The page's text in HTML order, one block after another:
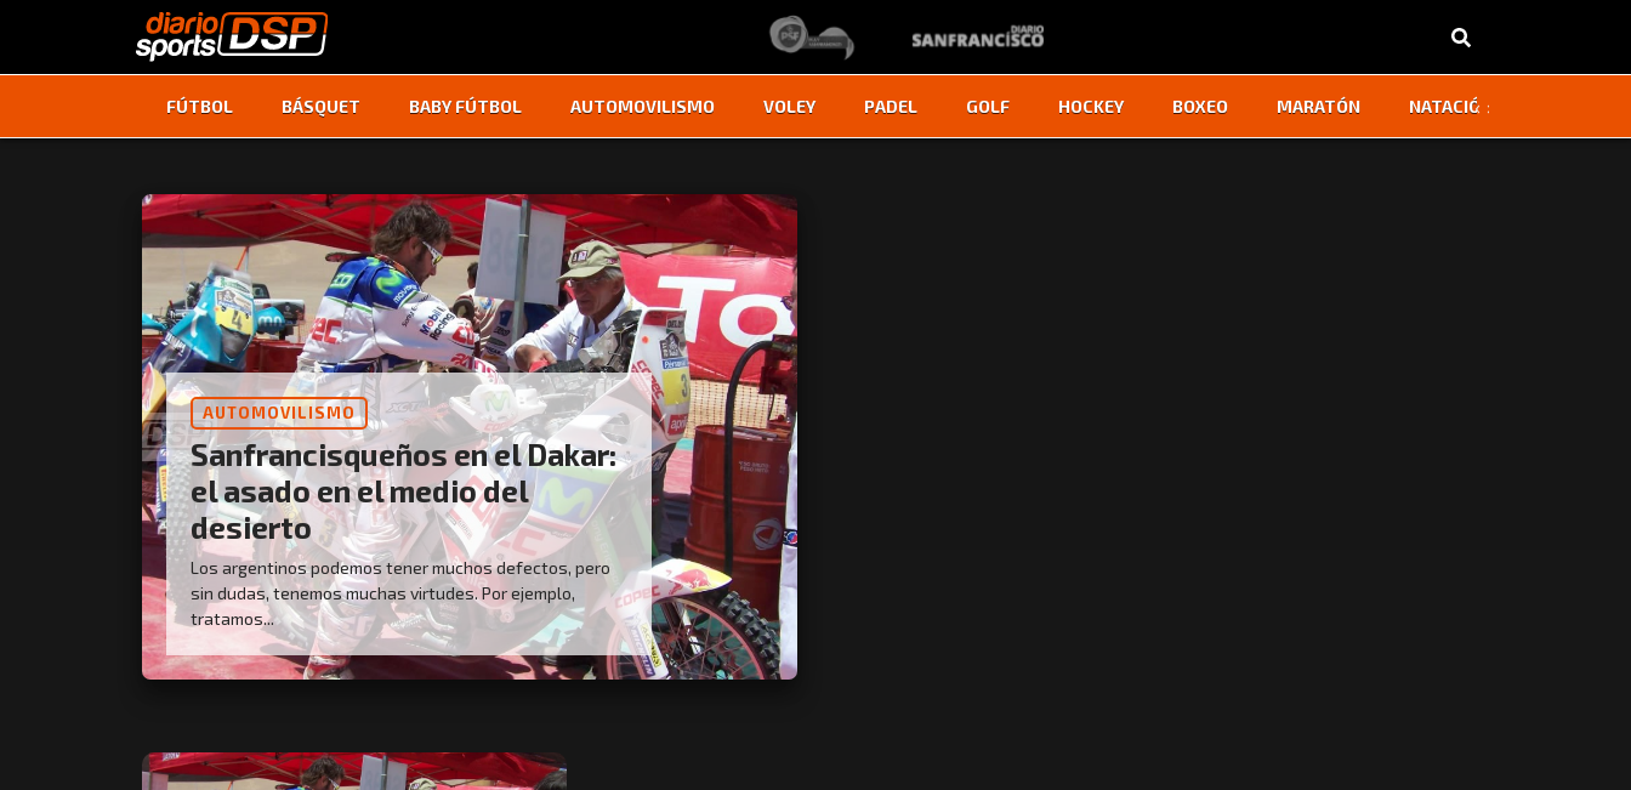
FÚTBOL BÁSQUET BABY FÚTBOL AUTOMOVILISMO VOLEY PADEL GOLF HOCKEY BOXEO MARATÓN NATACIÓN
‹ ›
AUTOMOVILISMO
Sanfrancisqueños en el Dakar:
el asado en el medio del
desierto
Los argentinos podemos tener muchos defectos, pero
sin dudas, tenemos muchas virtudes. Por ejemplo,
tratamos...